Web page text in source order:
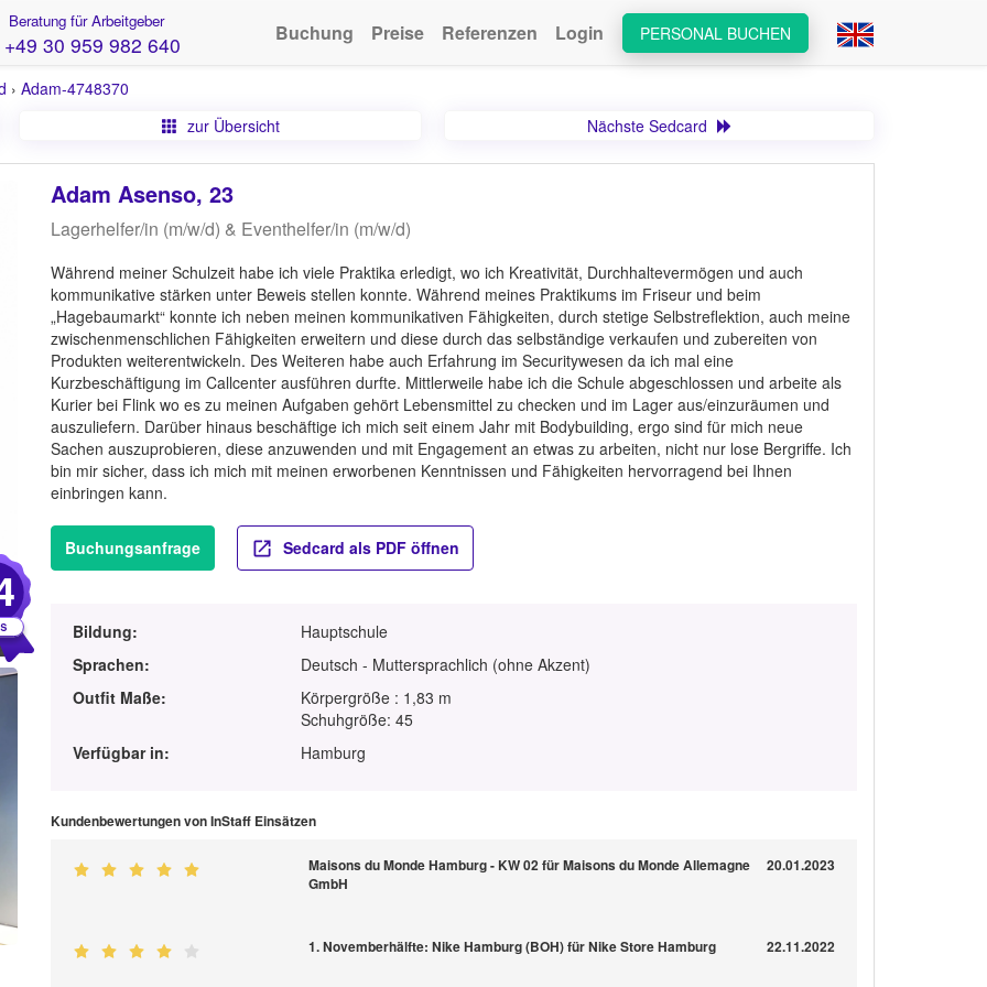
Beratung für Arbeitgeber
+49 30 959 982 640 PERSONAL BUCHEN
Buchung Preise Referenzen Login
› Adam-4748370
zur Übersicht
Nächste Sedcard
Adam Asenso, 23
Lagerhelfer/in (m/w/d) & Eventhelfer/in (m/w/d)
Während meiner Schulzeit habe ich viele Praktika erledigt, wo ich Kreativität, Durchhaltevermögen und auch
kommunikative stärken unter Beweis stellen konnte. Während meines Praktikums im Friseur und beim
„Hagebaumarkt“ konnte ich neben meinen kommunikativen Fähigkeiten, durch stetige Selbstreflektion, auch meine
zwischenmenschlichen Fähigkeiten erweitern und diese durch das selbständige verkaufen und zubereiten von
Produkten weiterentwickeln. Des Weiteren habe auch Erfahrung im Securitywesen da ich mal eine
Kurzbeschäftigung im Callcenter ausführen durfte. Mittlerweile habe ich die Schule abgeschlossen und arbeite als
Kurier bei Flink wo es zu meinen Aufgaben gehört Lebensmittel zu checken und im Lager aus/einzuräumen und
auszuliefern. Darüber hinaus beschäftige ich mich seit einem Jahr mit Bodybuilding, ergo sind für mich neue
Sachen auszuprobieren, diese anzuwenden und mit Engagement an etwas zu arbeiten, nicht nur lose Bergriffe. Ich
bin mir sicher, dass ich mich mit meinen erworbenen Kenntnissen und Fähigkeiten hervorragend bei Ihnen
einbringen kann.
Buchungsanfrage Sedcard als PDF öffnen
Bildung:
Hauptschule
Sprachen:
Deutsch - Muttersprachlich (ohne Akzent)
Outfit Maße:
Körpergröße : 1,83 m
Schuhgröße: 45
Verfügbar in:
Hamburg
Kundenbewertungen von InStaff Einsätzen
Maisons du Monde Hamburg - KW 02 für Maisons du Monde Allemagne
GmbH
20.01.2023
1. Novemberhälfte: Nike Hamburg (BOH) für Nike Store Hamburg 22.11.2022